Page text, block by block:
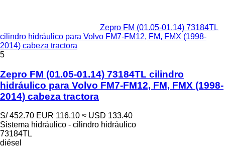
Zepro FM (01.05-01.14) 73184TL
cilindro hidráulico para Volvo FM7-FM12, FM, FMX (1998-
2014) cabeza tractora
5
Zepro FM (01.05-01.14) 73184TL cilindro
hidráulico para Volvo FM7-FM12, FM, FMX (1998-
2014) cabeza tractora
S/ 452.70 EUR 116.10 ≈ USD 133.40
Sistema hidráulico - cilindro hidráulico
73184TL
diésel